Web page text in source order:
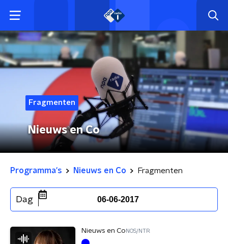
Fragmenten
Nieuws en Co
Programma's Nieuws en Co Fragmenten
Dag 06-06-2017
Nieuws en Co NOS/NTR